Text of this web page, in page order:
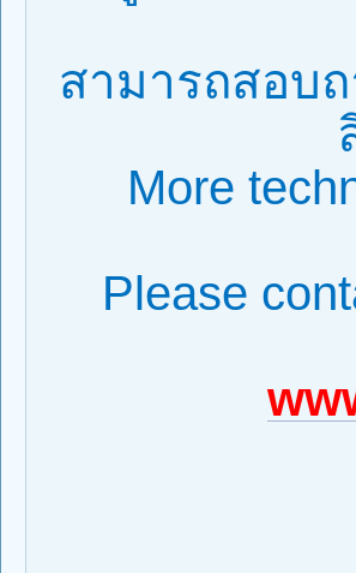
สามารถสอบ
More
Please